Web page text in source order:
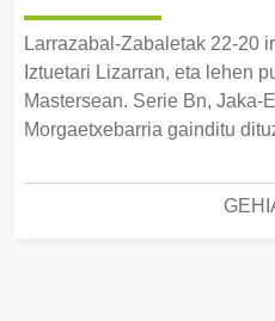
Larrazabal-Zabaletak 22-20
Iztuetari Lizarran, eta lehen
Mastersean. Serie Bn, Jaka-
Morgaetxebarria gainditu